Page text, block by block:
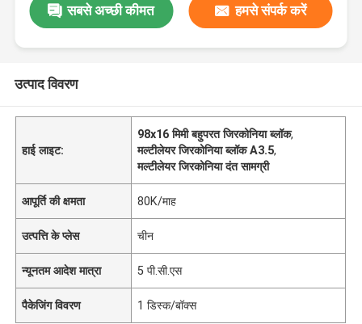
सबसे अच्छी कीमत हमसे संपर्क करें
उत्पाद विवरण
हाई लाइट:
98x16 मिमी बहुपरत जिरकोनिया ब्लॉक,
मल्टीलेयर जिरकोनिया ब्लॉक A3.5,
मल्टीलेयर जिरकोनिया दंत सामग्री
आपूर्ति की क्षमता 80K/माह
उत्पत्ति के प्लेस चीन
न्यूनतम आदेश मात्रा 5 पी.सी.एस
पैकेजिंग विवरण 1 डिस्क/बॉक्स